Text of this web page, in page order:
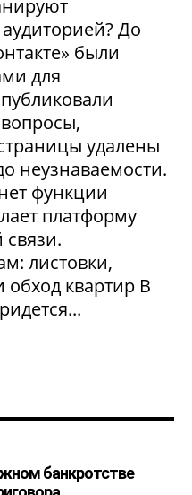
До
были
для
удалены
неузнаваемости.
функции
платформу
связи.
листовки,
обход квартир В
банкротстве